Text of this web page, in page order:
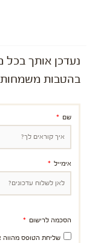
נעדכן אותך
בהטבות משמחות
שם
אימייל
הסכמה לרישום
שליחת הטופס מהווה